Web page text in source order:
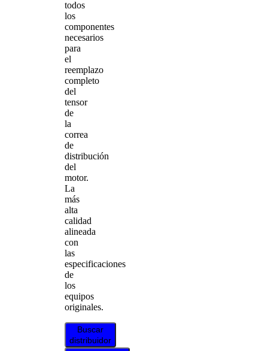
todos
los
componentes
necesarios
para
el
reemplazo
completo
del
tensor
de
la
correa
de
distribución
del
motor.
La
más
alta
calidad
alineada
con
las
especificaciones
de
los
equipos
originales.
Buscar
distribuidor